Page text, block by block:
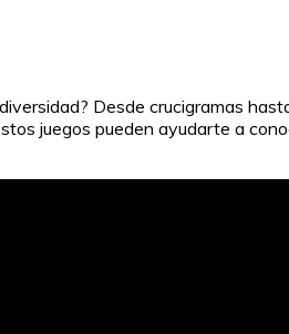
Desde crucigramas
juegos pueden ayudarte a